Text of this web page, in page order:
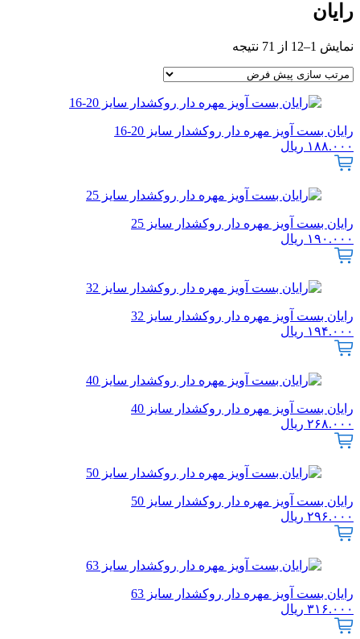
رایان
نمایش 1–12 از 71 نتیجه
رایان بست آویز مهره دار روکشدار سایز 20-16
۱۸۸.۰۰۰ ریال
رایان بست آویز مهره دار روکشدار سایز 25
۱۹۰.۰۰۰ ریال
رایان بست آویز مهره دار روکشدار سایز 32
۱۹۴.۰۰۰ ریال
رایان بست آویز مهره دار روکشدار سایز 40
۲۶۸.۰۰۰ ریال
رایان بست آویز مهره دار روکشدار سایز 50
۲۹۶.۰۰۰ ریال
رایان بست آویز مهره دار روکشدار سایز 63
۳۱۶.۰۰۰ ریال